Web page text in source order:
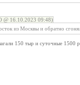
16.10.2023 09:48)
из Москвы и обратно
150 тыр и суточные 1500